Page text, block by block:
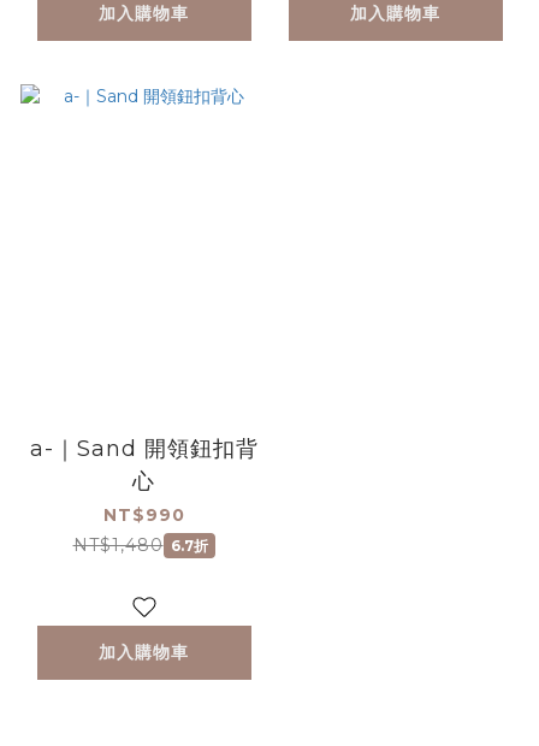
加入購物車 加入購物車
a-｜Sand 開領鈕扣背
心
NT$990
NT$1,480 6.7折
加入購物車